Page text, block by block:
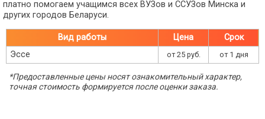
платно помогаем учащимся всех ВУЗов и ССУЗов Минска и
других городов Беларуси.
Вид работы Цена
Срок
Эссе
от 25 руб. от 1 дня
*Предоставленные цены носят ознакомительный характер,
точная стоимость формируется после оценки заказа.